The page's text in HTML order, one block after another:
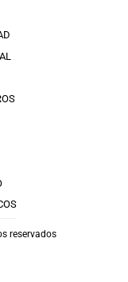
reservados